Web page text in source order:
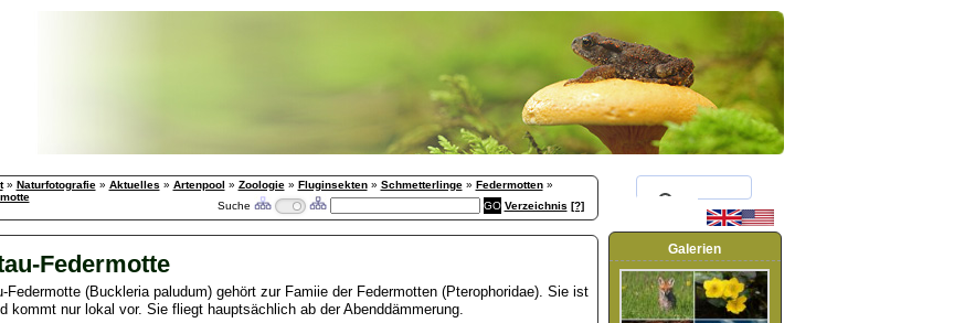
» Naturfotografie» Aktuelles » Artenpool » Zoologie» Fluginsekten» Schmetterlinge» Federmotten»
Suche Verzeichnis [?]
Federmotte
Federmotte (Buckleria paludum) gehört zur Famiie der Federmotten (Pterophoridae). Sie ist
kommt nur lokal vor. Sie fliegt hauptsächlich ab der Abenddämmerung.
Galerien